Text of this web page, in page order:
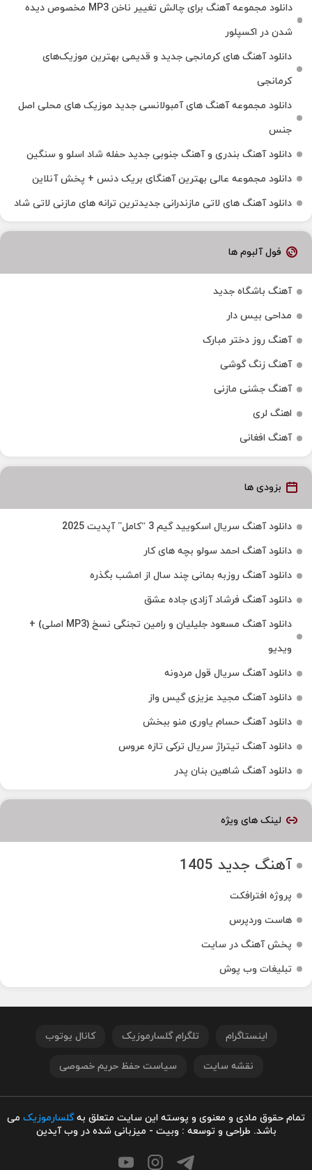
دانلود مجموعه آهنگ برای چالش تغییر ناخن MP3 مخصوص دیده
شدن در اکسپلور
دانلود آهنگ‌ های کرمانجی جدید و قدیمی بهترین موزیک‌های
کرمانجی
دانلود مجموعه آهنگ های آمبولانسی جدید موزیک های محلی اصل
جنس
دانلود آهنگ بندری و آهنگ جنوبی جدید حفله شاد اسلو و سنگین
دانلود مجموعه عالی بهترین آهنگای بریک دنس + پخش آنلاین
دانلود آهنگ‌ های لاتی مازندرانی جدیدترین ترانه های مازنی لاتی شاد
فول آلبوم ها
آهنگ باشگاه جدید
مداحی بیس دار
آهنگ روز دختر مبارک
آهنگ زنگ گوشی
آهنگ جشنی مازنی
اهنگ لری
آهنگ افغانی
بزودی ها
دانلود آهنگ سریال اسکویید گیم 3 “کامل” آپدیت 2025
دانلود آهنگ احمد سولو بچه های کار
دانلود آهنگ روزبه بمانی چند سال از امشب بگذره
دانلود آهنگ فرشاد آزادی جاده عشق
دانلود آهنگ مسعود جلیلیان و رامین تجنگی نسخ (MP3 اصلی) +
ویدیو
دانلود آهنگ سریال قول مردونه
دانلود آهنگ مجید عزیزی گیس واز
دانلود آهنگ حسام یاوری منو ببخش
دانلود آهنگ تیتراژ سریال ترکی تازه عروس
دانلود آهنگ شاهین بنان پدر
لینک های ویژه
آهنگ جدید 1405
پروژه افترافکت
هاست وردپرس
پخش آهنگ در سایت
تبلیغات وب پوش
اینستاگرام تلگرام گلسارموزیک کانال یوتوب
نقشه سایت سیاست حفظ حریم خصوصی
تمام حقوق مادی و معنوی و پوسته این سایت متعلق بهگلسارموزیک می
باشد. طراحی و توسعه : وبیت - میزبانی شده در وب آیدین